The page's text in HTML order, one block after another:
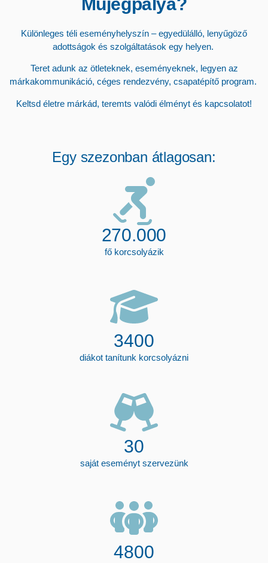
Különleges téli eseményhelyszín – egyedülálló, lenyűgöző
adottságok és szolgáltatások egy helyen.
Teret adunk az ötleteknek, eseményeknek, legyen az
márkakommunikáció, céges rendezvény, csapatépítő program.
Keltsd életre márkád, teremts valódi élményt és kapcsolatot!
Egy szezonban átlagosan:
270.000
fő korcsolyázik
3400
diákot tanítunk korcsolyázni
30
saját eseményt szervezünk
4800